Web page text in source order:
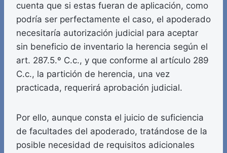
cuenta que si estas fueran de aplicación, como
podría ser perfectamente el caso, el apoderado
necesitaría autorización judicial para aceptar
sin beneficio de inventario la herencia según el
art. 287.5.º C.c., y que conforme al artículo 289
C.c., la partición de herencia, una vez
practicada, requerirá aprobación judicial.
Por ello, aunque consta el juicio de suficiencia
de facultades del apoderado, tratándose de la
posible necesidad de requisitos adicionales